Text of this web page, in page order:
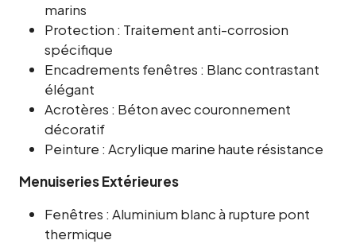
marins
Protection : Traitement anti-corrosion
spécifique
Encadrements fenêtres : Blanc contrastant
élégant
Acrotères : Béton avec couronnement
décoratif
Peinture : Acrylique marine haute résistance
Menuiseries Extérieures
Fenêtres : Aluminium blanc à rupture pont
thermique